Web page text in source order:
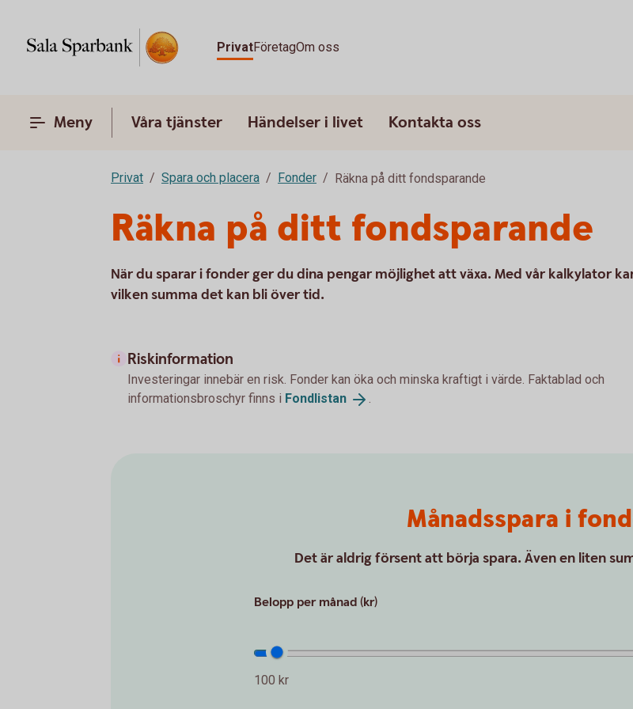
PrivatFöretagOm oss
Meny Våra tjänster Händelser i livet Kontakta oss
Privat Spara och placera Fonder Räkna på ditt fondsparande
Räkna på ditt fondsparande
När du sparar i fonder ger du dina pengar möjlighet att växa. Med vår kalkylator
vilken summa det kan bli över tid.
Riskinformation
Investeringar innebär en risk. Fonder kan öka och minska kraftigt i värde. Faktablad och
informationsbroschyr finns i Fondlistan .
Månadsspara i
Det är aldrig försent att börja spara. Även en liten
Belopp per månad (kr)
100 kr